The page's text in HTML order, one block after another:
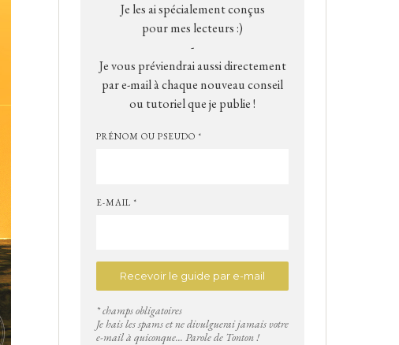
Je les ai spécialement conçus
pour mes lecteurs :)
-
Je vous préviendrai aussi directement
par e-mail à chaque nouveau conseil
ou tutoriel que je publie !
PRÉNOM OU PSEUDO *
E-MAIL *
* champs obligatoires
Je hais les spams et ne divulguerai jamais votre
e-mail à quiconque... Parole de Tonton !